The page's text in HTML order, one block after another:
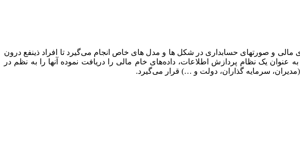
و صورتهای حسابداری در شکل ها و مدل های خاص انجام می‌گیرد تا افراد ذینفع درون
عنوان یک نظام پردازش اطلاعات، داده‌های خام مالی را دریافت نموده آنها را به نظم در
سرمایه گذاران، دولت و …) قرار می‌گیرد.